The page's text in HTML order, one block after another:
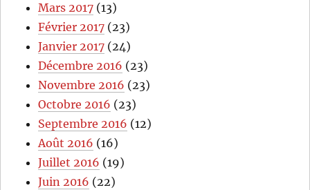
Mars 2017 (13)
Février 2017 (23)
Janvier 2017 (24)
Décembre 2016 (23)
Novembre 2016 (23)
Octobre 2016 (23)
Septembre 2016 (12)
Août 2016 (16)
Juillet 2016 (19)
Juin 2016 (22)